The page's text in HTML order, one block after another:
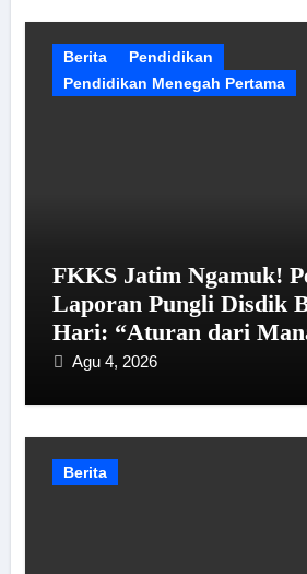
Berita
Pendidikan
Pendidikan Menegah Pertama
FKKS Jatim Ngamuk!
Laporan Pungli Disdik
Hari: “Aturan dari
Agu 4, 2026
Berita